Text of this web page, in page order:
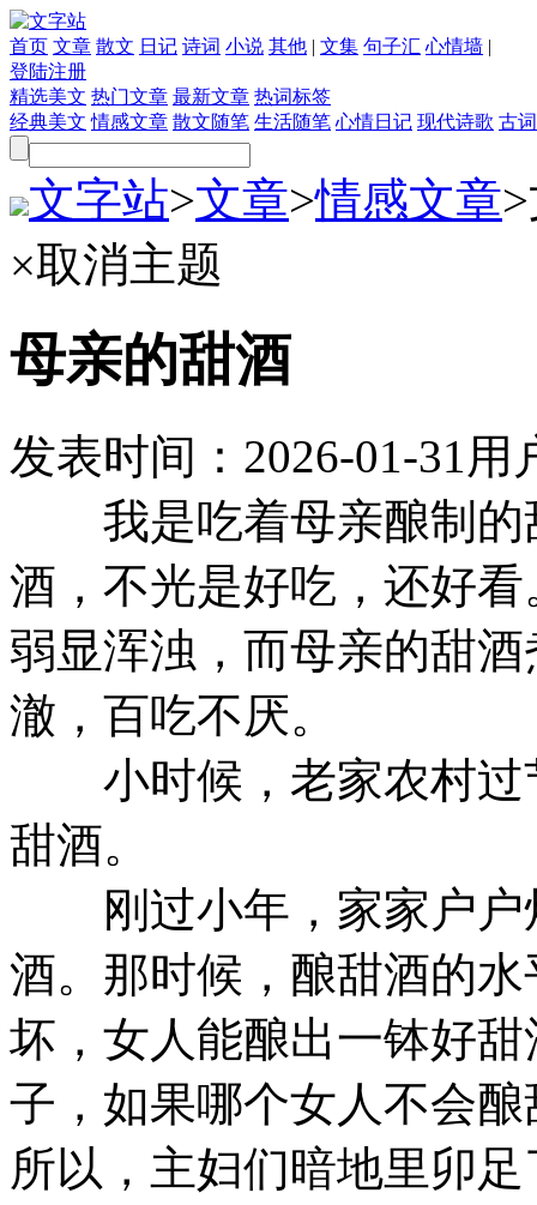
首页 文章 散文 日记 诗词 小说 其他 | 文集 句子汇 心情墙 |
登陆注册
精选美文 热门文章 最新文章 热词标签
经典美文 情感文章 散文随笔 生活随笔 心情日记 现代诗歌 古
文字站>文章>情感文章>
×取消主题
母亲的甜酒
发表时间： 2026-01-31用
我是吃着母亲酿制的
酒，不光是好吃，还好
弱显浑浊，而母亲的甜
澈，百吃不厌。
小时候，老家农村过
甜酒。
刚过小年，家家户户
酒。那时候，酿甜酒的
坏，女人能酿出一钵好
子，如果哪个女人不会
所以，主妇们暗地里卯